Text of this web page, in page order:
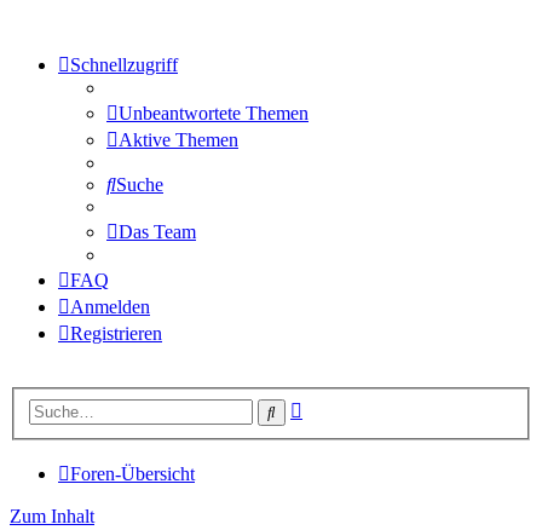
Schnellzugriff
Unbeantwortete Themen
Aktive Themen
Suche
Das Team
FAQ
Anmelden
Registrieren
Suche
Foren-Übersicht
Zum Inhalt